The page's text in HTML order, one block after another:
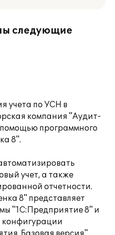
следующие
учета по УСН в
компания "Аудит-
программного
8".
учет, а также
отчетности.
8" представляет
"1С:Предприятие 8" и
конфигурации